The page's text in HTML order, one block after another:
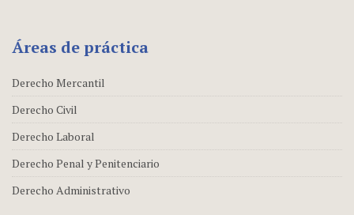
Áreas de práctica
Derecho Mercantil
Derecho Civil
Derecho Laboral
Derecho Penal y Penitenciario
Derecho Administrativo